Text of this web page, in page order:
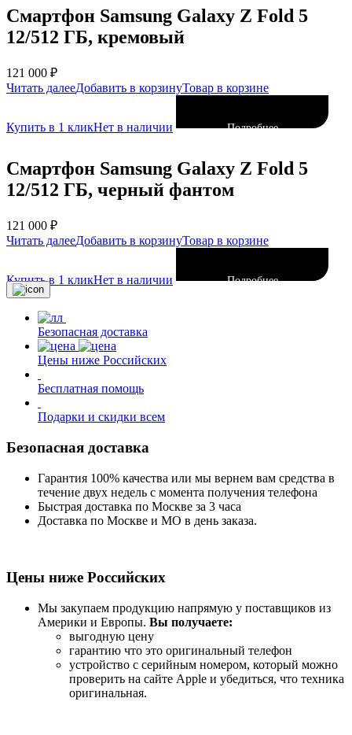
Смартфон Samsung Galaxy Z Fold 5
12/512 ГБ, кремовый
121 000 ₽
Читать далееДобавить в корзинуТовар в корзине
Купить в 1 кликНет в наличии Подробнее
Смартфон Samsung Galaxy Z Fold 5
12/512 ГБ, черный фантом
121 000 ₽
Читать далееДобавить в корзинуТовар в корзине
Купить в 1 кликНет в наличии Подробнее
Безопасная доставка
Цены ниже Российских
Бесплатная помощь
Подарки и скидки всем
Безопасная доставка
Гарантия 100% качества или мы вернем вам средства в
течение двух недель с момента получения телефона
Быстрая доставка по Москве за 3 часа
Доставка по Москве и МО в день заказа.
Цены ниже Российских
Мы закупаем продукцию напрямую у поставщиков из
Америки и Европы. Вы получаете:
выгодную цену
гарантию что это оригинальный телефон
устройство с серийным номером, который можно
проверить на сайте Apple и убедиться, что техника
оригинальная.